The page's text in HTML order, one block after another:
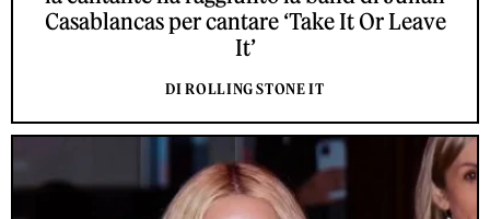
Casablancas per cantare ‘Take It Or Leave
It’
DI ROLLING STONE IT